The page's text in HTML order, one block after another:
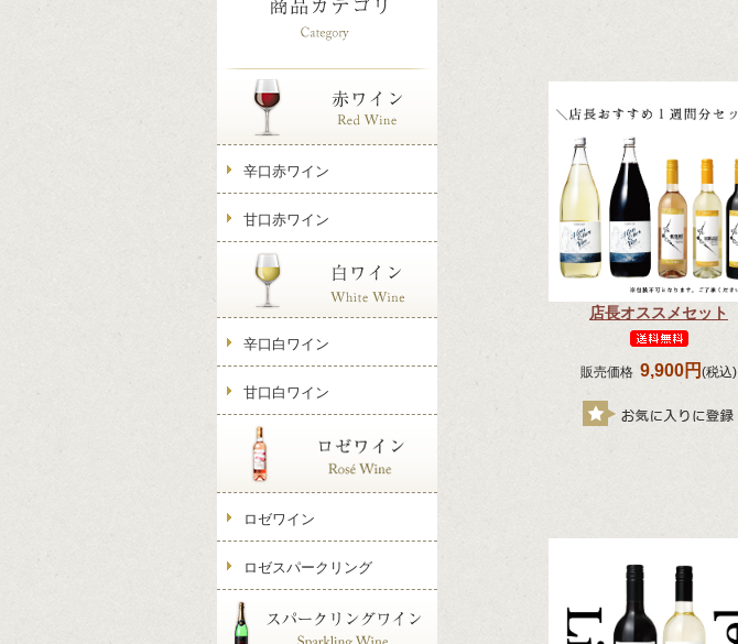
辛口赤ワイン
甘口赤ワイン
辛口白ワイン
甘口白ワイン
ロゼワイン
ロゼスパークリング
店長オススメセット
販売価格 9,900円 (税込)